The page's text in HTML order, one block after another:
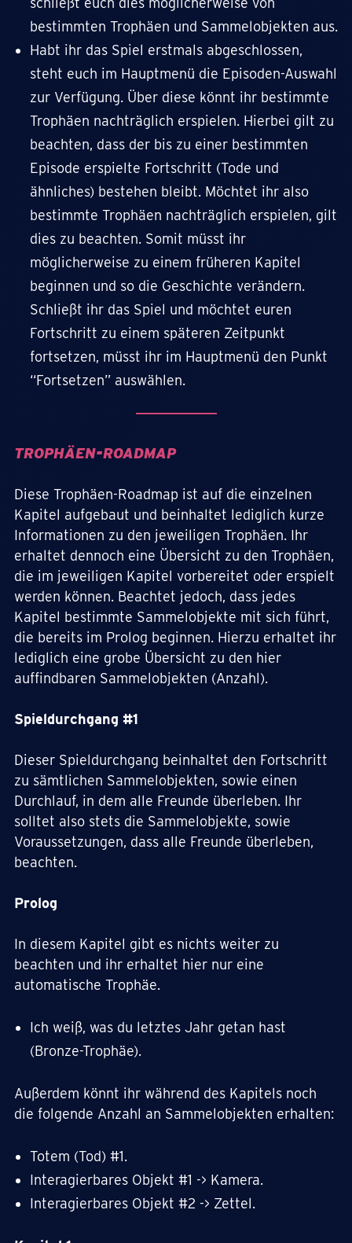
bestimmten Trophäen und Sammelobjekten aus.
Habt ihr das Spiel erstmals abgeschlossen,
steht euch im Hauptmenü die Episoden-Auswahl
zur Verfügung. Über diese könnt ihr bestimmte
Trophäen nachträglich erspielen. Hierbei gilt zu
beachten, dass der bis zu einer bestimmten
Episode erspielte Fortschritt (Tode und
ähnliches) bestehen bleibt. Möchtet ihr also
bestimmte Trophäen nachträglich erspielen, gilt
dies zu beachten. Somit müsst ihr
möglicherweise zu einem früheren Kapitel
beginnen und so die Geschichte verändern.
Schließt ihr das Spiel und möchtet euren
Fortschritt zu einem späteren Zeitpunkt
fortsetzen, müsst ihr im Hauptmenü den Punkt
“Fortsetzen” auswählen.
TROPHÄEN-ROADMAP
Diese Trophäen-Roadmap ist auf die einzelnen
Kapitel aufgebaut und beinhaltet lediglich kurze
Informationen zu den jeweiligen Trophäen. Ihr
erhaltet dennoch eine Übersicht zu den Trophäen,
die im jeweiligen Kapitel vorbereitet oder erspielt
werden können. Beachtet jedoch, dass jedes
Kapitel bestimmte Sammelobjekte mit sich führt,
die bereits im Prolog beginnen. Hierzu erhaltet ihr
lediglich eine grobe Übersicht zu den hier
auffindbaren Sammelobjekten (Anzahl).
Spieldurchgang #1
Dieser Spieldurchgang beinhaltet den Fortschritt
zu sämtlichen Sammelobjekten, sowie einen
Durchlauf, in dem alle Freunde überleben. Ihr
solltet also stets die Sammelobjekte, sowie
Voraussetzungen, dass alle Freunde überleben,
beachten.
Prolog
In diesem Kapitel gibt es nichts weiter zu
beachten und ihr erhaltet hier nur eine
automatische Trophäe.
Ich weiß, was du letztes Jahr getan hast
(Bronze-Trophäe).
Außerdem könnt ihr während des Kapitels noch
die folgende Anzahl an Sammelobjekten erhalten:
Totem (Tod) #1.
Interagierbares Objekt #1 -> Kamera.
Interagierbares Objekt #2 -> Zettel.